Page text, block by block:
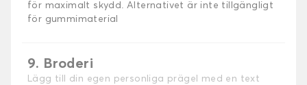
för maximalt skydd. Alternativet är inte tillgängligt
för gummimaterial
9. Broderi
Lägg till din egen personliga prägel med en text